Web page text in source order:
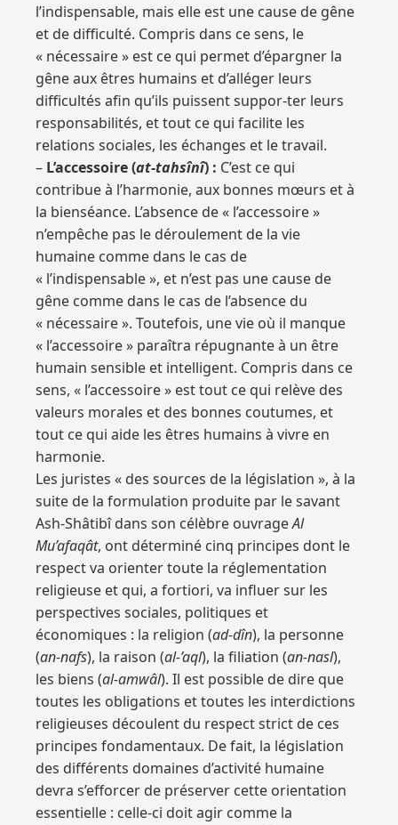
l’indispensable, mais elle est une cause de gêne
et de difficulté. Compris dans ce sens, le
« nécessaire » est ce qui permet d’épargner la
gêne aux êtres humains et d’alléger leurs
difficultés afin qu’ils puissent suppor-ter leurs
responsabilités, et tout ce qui facilite les
relations sociales, les échanges et le travail.
– L’accessoire (at-tahsînî) : C’est ce qui
contribue à l’harmonie, aux bonnes mœurs et à
la bienséance. L’absence de « l’accessoire »
n’empêche pas le déroulement de la vie
humaine comme dans le cas de
« l’indispensable », et n’est pas une cause de
gêne comme dans le cas de l’absence du
« nécessaire ». Toutefois, une vie où il manque
« l’accessoire » paraîtra répugnante à un être
humain sensible et intelligent. Compris dans ce
sens, « l’accessoire » est tout ce qui relève des
valeurs morales et des bonnes coutumes, et
tout ce qui aide les êtres humains à vivre en
harmonie.
Les juristes « des sources de la législation », à la
suite de la formulation produite par le savant
Ash-Shâtibî dans son célèbre ouvrageAl
Mu’afaqât, ont déterminé cinq principes dont le
respect va orienter toute la réglementation
religieuse et qui, a fortiori, va influer sur les
perspectives sociales, politiques et
économiques : la religion (ad-dîn), la personne
(an-nafs), la raison (al-’aql), la filiation (an-nasl),
les biens (al-amwâl). Il est possible de dire que
toutes les obligations et toutes les interdictions
religieuses découlent du respect strict de ces
principes fondamentaux. De fait, la législation
des différents domaines d’activité humaine
devra s’efforcer de préserver cette orientation
essentielle : celle-ci doit agir comme la